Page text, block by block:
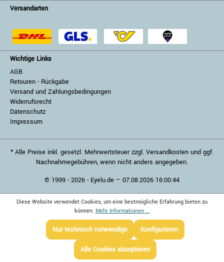
Versandarten
Wichtige Links
AGB
Retouren - Rückgabe
Versand und Zahlungsbedingungen
Widerrufsrecht
Datenschutz
Impressum
* Alle Preise inkl. gesetzl. Mehrwertsteuer zzgl. Versandkosten und ggf.
Nachnahmegebühren, wenn nicht anders angegeben.
© 1999 - 2026 - Eyelu.de – 07.08.2026 16:00:44
Diese Website verwendet Cookies, um eine bestmögliche Erfahrung bieten zu
können. Mehr Informationen ...
Nur technisch notwendige Konfigurieren
Alle Cookies akzeptieren